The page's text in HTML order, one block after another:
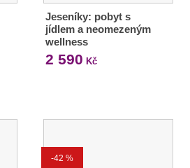
Jeseníky: pobyt s
jídlem a neomezeným
wellness
2 590 Kč
-42 %